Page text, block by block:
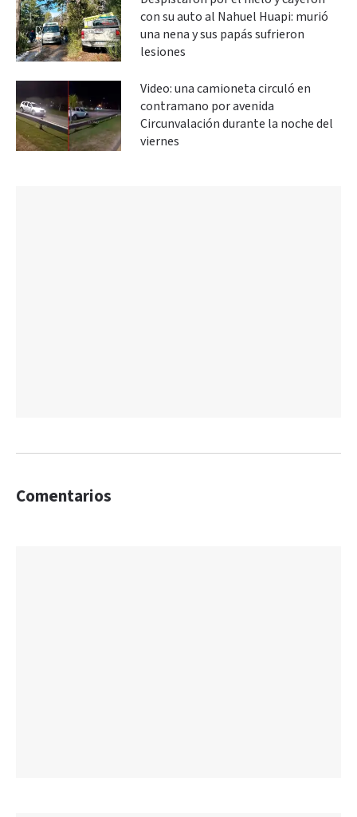
con su auto al Nahuel Huapi: murió
una nena y sus papás sufrieron
lesiones
Video: una camioneta circuló en
contramano por avenida
Circunvalación durante la noche del
viernes
Comentarios